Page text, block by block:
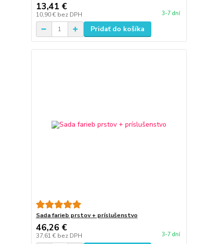
13,41 €
10,90 € bez DPH 3-7 dní
Pridať do košíka
Sada farieb prstov + príslušenstvo
46,26 €
37,61 € bez DPH 3-7 dní